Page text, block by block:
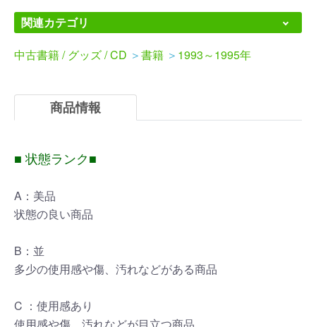
関連カテゴリ
中古書籍 / グッズ / CD ＞書籍 ＞ 1993～1995年
商品情報
■ 状態ランク■
A：美品
状態の良い商品
B：並
多少の使用感や傷、汚れなどがある商品
C ：使用感あり